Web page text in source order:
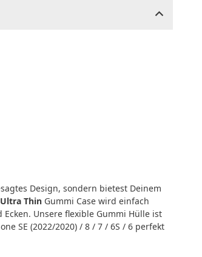
Design, sondern bietest Deinem
Ultra Thin Gummi Case wird einfach
Unsere flexible Gummi Hülle ist
SE (2022/2020) / 8 / 7 / 6S / 6 perfekt